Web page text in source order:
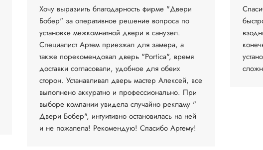
Хочу выразиить благодарность фирме "Двери
Бобер" за оперативное решение вопроса по
установке межкомнатной двери в санузел.
Специалист Артем приезжал для замера, а
также порекомендовал дверь "Portica", время
доставки согласовали, удобное для обеих
сторон. Устанавливал дверь мастер Алексей, все
выполнено аккуратно и профессионально. При
выборе компании увидела случайно рекламу "
Двери Бобер", интуитивно остановилась на ней
и не пожалела! Рекомендую! Спасибо Артему!